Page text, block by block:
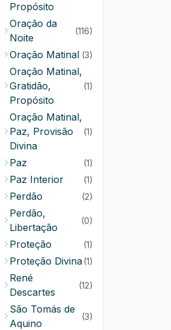
Propósito
Oração da
Noite
(116)
Oração Matinal (3)
Oração Matinal,
Gratidão,
Propósito
(1)
Oração Matinal,
Paz, Provisão
Divina
(1)
Paz (1)
Paz Interior (1)
Perdão (2)
Perdão,
Libertação
(0)
Proteção (1)
Proteção Divina(1)
René
Descartes
(12)
São Tomás de
Aquino
(3)